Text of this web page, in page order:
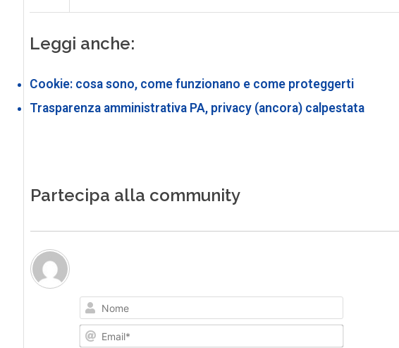
Leggi anche:
Cookie: cosa sono, come funzionano e come proteggerti
Trasparenza amministrativa PA, privacy (ancora) calpestata
Partecipa alla community
Nome
Email*